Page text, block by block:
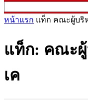
หน้าแรก แท็ก คณะผู้บริห
แท็ก: คณะผู้
เค